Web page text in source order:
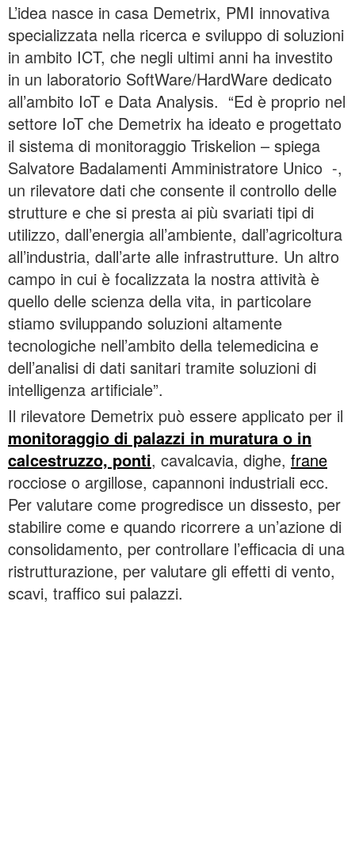
L’idea nasce in casa Demetrix, PMI innovativa
specializzata nella ricerca e sviluppo di soluzioni
in ambito ICT, che negli ultimi anni ha investito
in un laboratorio SoftWare/HardWare dedicato
all’ambito IoT e Data Analysis. “Ed è proprio nel
settore IoT che Demetrix ha ideato e progettato
il sistema di monitoraggio Triskelion – spiega
Salvatore Badalamenti Amministratore Unico -,
un rilevatore dati che consente il controllo delle
strutture e che si presta ai più svariati tipi di
utilizzo, dall’energia all’ambiente, dall’agricoltura
all’industria, dall’arte alle infrastrutture. Un altro
campo in cui è focalizzata la nostra attività è
quello delle scienza della vita, in particolare
stiamo sviluppando soluzioni altamente
tecnologiche nell’ambito della telemedicina e
dell’analisi di dati sanitari tramite soluzioni di
intelligenza artificiale”.
Il rilevatore Demetrix può essere applicato per il
monitoraggio di palazzi in muratura o in
calcestruzzo, ponti, cavalcavia, dighe, frane
rocciose o argillose, capannoni industriali ecc.
Per valutare come progredisce un dissesto, per
stabilire come e quando ricorrere a un’azione di
consolidamento, per controllare l’efficacia di una
ristrutturazione, per valutare gli effetti di vento,
scavi, traffico sui palazzi.